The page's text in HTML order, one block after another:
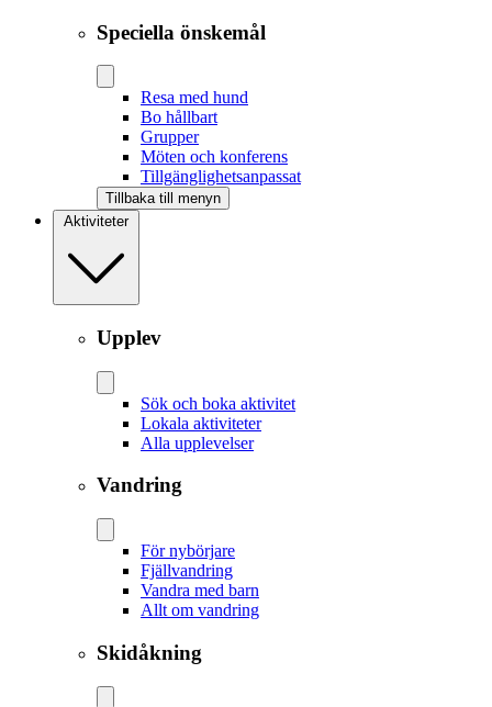
Speciella önskemål
Resa med hund
Bo hållbart
Grupper
Möten och konferens
Tillgänglighetsanpassat
Tillbaka till menyn
Aktiviteter
Upplev
Sök och boka aktivitet
Lokala aktiviteter
Alla upplevelser
Vandring
För nybörjare
Fjällvandring
Vandra med barn
Allt om vandring
Skidåkning